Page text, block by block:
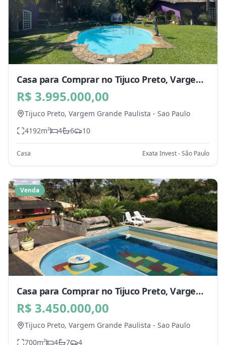
Casa para Comprar no Tijuco Preto, Vargem
Grande Paulista - SP
R$ 3.995.000,00
Tijuco Preto, Vargem Grande Paulista - Sao Paulo
4192m² 4 6 10
Casa Exata Invest - São Paulo
Venda
Casa para Comprar no Tijuco Preto, Vargem
Grande Paulista - SP
R$ 3.450.000,00
Tijuco Preto, Vargem Grande Paulista - Sao Paulo
700m² 4 7 4